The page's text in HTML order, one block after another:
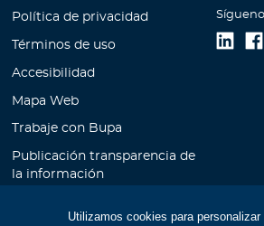
Utilizamos cookies para
Política de privacidad
Términos de uso
Accesibilidad
Mapa Web
Trabaje con Bupa
Publicación transparencia de
la información